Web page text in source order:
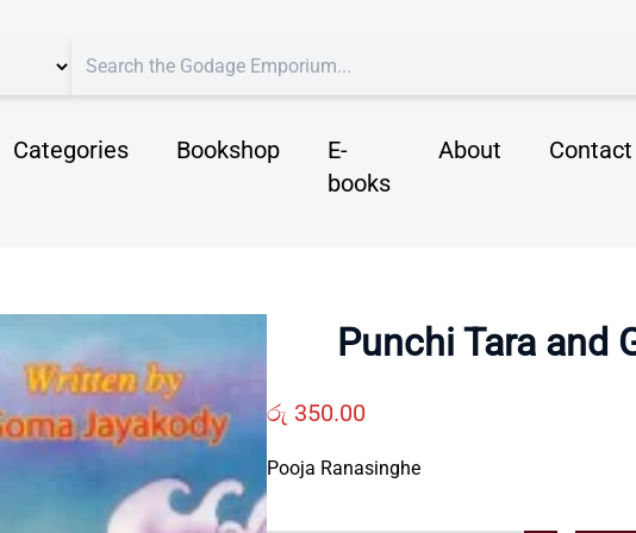
Categories Bookshop
E-
books
About Contact
Punchi Tara and
රු 350.00
Pooja Ranasinghe